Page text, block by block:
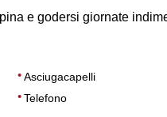
e godersi giornate
Asciugacapelli
Telefono